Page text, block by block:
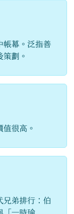
帳幕。泛指善
劃。
很高。
兄弟排行：伯
「一時瑜